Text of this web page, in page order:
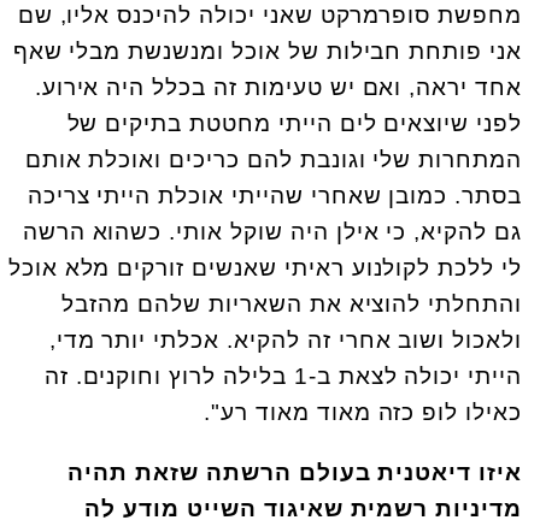
מחפשת סופרמרקט שאני יכולה להיכנס אליו, שם
אני פותחת חבילות של אוכל ומנשנשת מבלי שאף
אחד יראה, ואם יש טעימות זה בכלל היה אירוע.
לפני שיוצאים לים הייתי מחטטת בתיקים של
המתחרות שלי וגונבת להם כריכים ואוכלת אותם
בסתר. כמובן שאחרי שהייתי אוכלת הייתי צריכה
גם להקיא, כי אילן היה שוקל אותי. כשהוא הרשה
לי ללכת לקולנוע ראיתי שאנשים זורקים מלא אוכל
והתחלתי להוציא את השאריות שלהם מהזבל
ולאכול ושוב אחרי זה להקיא. אכלתי יותר מדי,
הייתי יכולה לצאת ב-1 בלילה לרוץ וחוקנים. זה
כאילו לופ כזה מאוד מאוד רע".
איזו דיאטנית בעולם הרשתה שזאת תהיה
מדיניות רשמית שאיגוד השייט מודע לה